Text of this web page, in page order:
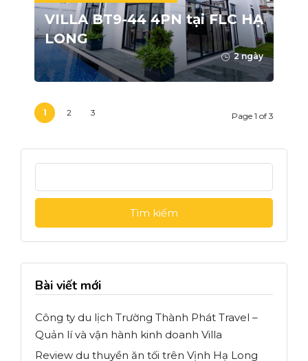
VILLA BT9-44 4PN tại FLC HẠ
LONG
2 ngày
1 2 3 Page 1 of 3
m
i
m
h
:
Bài viết mới
Công ty du lịch Trường Thành Phát Travel –
Quản lí và vận hành kinh doanh Villa
Review du thuyền ăn tối trên Vịnh Hạ Long